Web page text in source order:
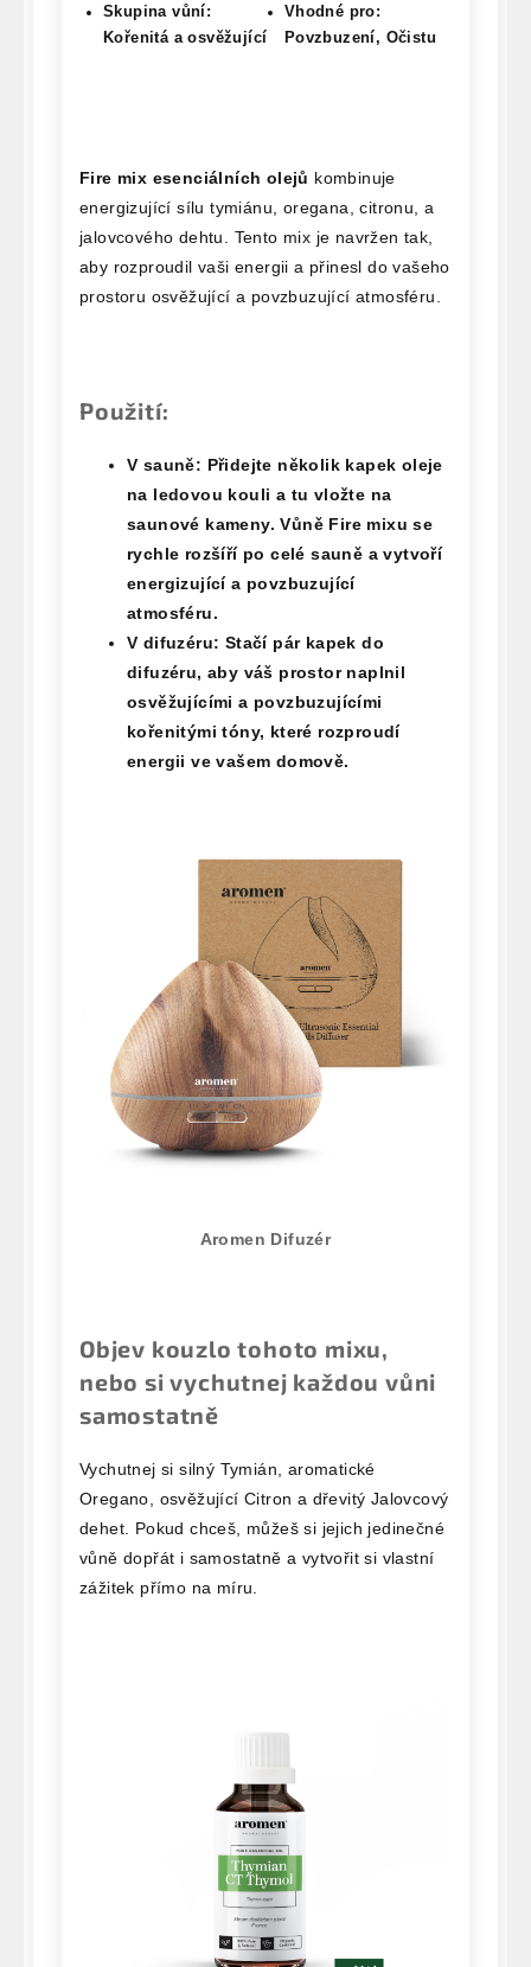
Skupina vůní:
Kořenitá a osvěžující
Vhodné pro:
Povzbuzení, Očistu
Fire mix esenciálních olejů kombinuje
energizující sílu tymiánu, oregana, citronu, a
jalovcového dehtu. Tento mix je navržen tak,
aby rozproudil vaši energii a přinesl do vašeho
prostoru osvěžující a povzbuzující atmosféru.
Použití:
V sauně: Přidejte několik kapek oleje
na ledovou kouli a tu vložte na
saunové kameny. Vůně Fire mixu se
rychle rozšíří po celé sauně a vytvoří
energizující a povzbuzující
atmosféru.
V difuzéru: Stačí pár kapek do
difuzéru, aby váš prostor naplnil
osvěžujícími a povzbuzujícími
kořenitými tóny, které rozproudí
energii ve vašem domově.
Aromen Difuzér
Objev kouzlo tohoto mixu,
nebo si vychutnej každou vůni
samostatně
Vychutnej si silný Tymián, aromatické
Oregano, osvěžující Citron a dřevitý Jalovcový
dehet. Pokud chceš, můžeš si jejich jedinečné
vůně dopřát i samostatně a vytvořit si vlastní
zážitek přímo na míru.